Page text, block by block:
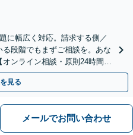
に幅広く対応。請求する側／
段階でもまずご相談を。あな
ンライン相談・原則24時間以
見る
メールでお問い合わせ